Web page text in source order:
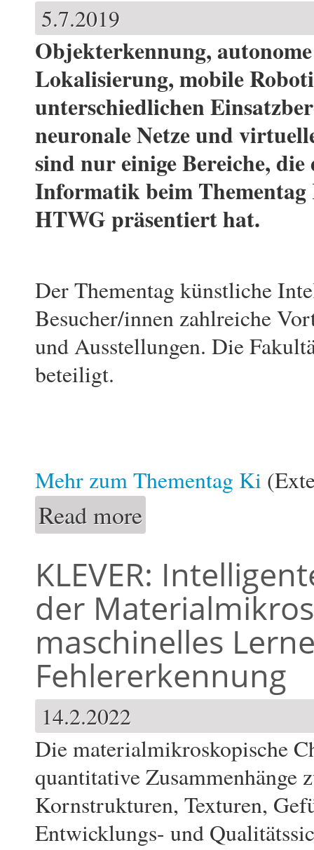
5.7.2019
Objekterkennung, autonome
Lokalisierung, mobile
unterschiedlichen
neuronale Netze und
sind nur einige Bereiche, die
Informatik beim
HTWG präsentiert hat.
Der Thementag künstliche
Besucher/innen zahlreiche
und Ausstellungen. Die
beteiligt.
Mehr zum Thementag Ki
Read more
KLEVER:
der
maschinelles
Fehlererkennung
14.2.2022
Die materialmikroskopische
quantitative Zusammenhänge
Kornstrukturen, Texturen,
Entwicklungs- und